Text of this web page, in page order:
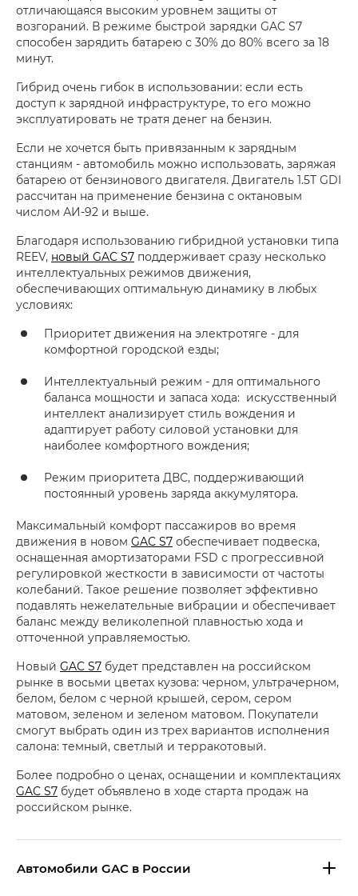
отличающаяся высоким уровнем защиты от
возгораний. В режиме быстрой зарядки GAC S7
способен зарядить батарею с 30% до 80% всего за 18
минут.
Гибрид очень гибок в использовании: если есть
доступ к зарядной инфраструктуре, то его можно
эксплуатировать не тратя денег на бензин.
Если не хочется быть привязанным к зарядным
станциям - автомобиль можно использовать, заряжая
батарею от бензинового двигателя. Двигатель 1.5T GDI
рассчитан на применение бензина с октановым
числом АИ-92 и выше.
Благодаря использованию гибридной установки типа
REEV, новый GAC S7 поддерживает сразу несколько
интеллектуальных режимов движения,
обеспечивающих оптимальную динамику в любых
условиях:
Приоритет движения на электротяге - для
комфортной городской езды;
Интеллектуальный режим - для оптимального
баланса мощности и запаса хода: искусственный
интеллект анализирует стиль вождения и
адаптирует работу силовой установки для
наиболее комфортного вождения;
Режим приоритета ДВС, поддерживающий
постоянный уровень заряда аккумулятора.
Максимальный комфорт пассажиров во время
движения в новом GAC S7 обеспечивает подвеска,
оснащенная амортизаторами FSD с прогрессивной
регулировкой жесткости в зависимости от частоты
колебаний. Такое решение позволяет эффективно
подавлять нежелательные вибрации и обеспечивает
баланс между великолепной плавностью хода и
отточенной управляемостью.
Новый GAC S7 будет представлен на российском
рынке в восьми цветах кузова: черном, ультрачерном,
белом, белом с черной крышей, сером, сером
матовом, зеленом и зеленом матовом. Покупатели
смогут выбрать один из трех вариантов исполнения
салона: темный, светлый и терракотовый.
Более подробно о ценах, оснащении и комплектациях
GAC S7 будет объявлено в ходе старта продаж на
российском рынке.
Aвтомобили GAC в России